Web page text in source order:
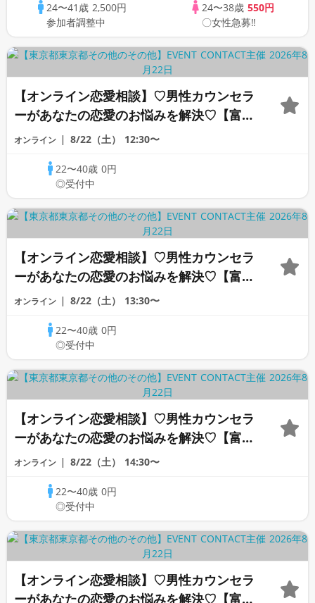
行あり♪♪24〜41歳 2,500円
参加者調整中
24〜38歳 550円
〇女性急募‼
【オンライン恋愛相談】♡男性カウンセラ
ーがあなたの恋愛のお悩みを解決♡【富沢
カウンセラー】
オンライン 8/22（土） 12:30〜
22〜40歳0円
◎受付中
【オンライン恋愛相談】♡男性カウンセラ
ーがあなたの恋愛のお悩みを解決♡【富沢
カウンセラー】
オンライン 8/22（土） 13:30〜
22〜40歳0円
◎受付中
【オンライン恋愛相談】♡男性カウンセラ
ーがあなたの恋愛のお悩みを解決♡【富沢
カウンセラー】
オンライン 8/22（土） 14:30〜
22〜40歳0円
◎受付中
【オンライン恋愛相談】♡男性カウンセラ
ーがあなたの恋愛のお悩みを解決♡【富沢